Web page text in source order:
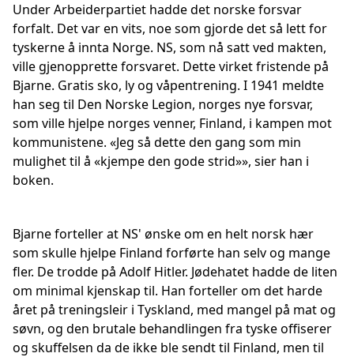
Under Arbeiderpartiet hadde det norske forsvar
forfalt. Det var en vits, noe som gjorde det så lett for
tyskerne å innta Norge. NS, som nå satt ved makten,
ville gjenopprette forsvaret. Dette virket fristende på
Bjarne. Gratis sko, ly og våpentrening. I 1941 meldte
han seg til Den Norske Legion, norges nye forsvar,
som ville hjelpe norges venner, Finland, i kampen mot
kommunistene. «Jeg så dette den gang som min
mulighet til å «kjempe den gode strid»», sier han i
boken.
Bjarne forteller at NS' ønske om en helt norsk hær
som skulle hjelpe Finland forførte han selv og mange
fler. De trodde på Adolf Hitler. Jødehatet hadde de liten
om minimal kjenskap til. Han forteller om det harde
året på treningsleir i Tyskland, med mangel på mat og
søvn, og den brutale behandlingen fra tyske offiserer
og skuffelsen da de ikke ble sendt til Finland, men til